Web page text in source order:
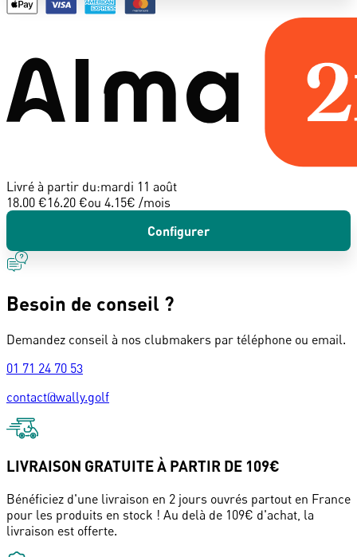
Livré à partir du:mardi 11 août
18.00 €16.20 €ou 4.15€ /mois
Configurer
Besoin de conseil ?
Demandez conseil à nos clubmakers par téléphone ou email.
01 71 24 70 53
contact@wally.golf
LIVRAISON GRATUITE À PARTIR DE 109€
Bénéficiez d'une livraison en 2 jours ouvrés partout en France
pour les produits en stock ! Au delà de 109€ d'achat, la
livraison est offerte.